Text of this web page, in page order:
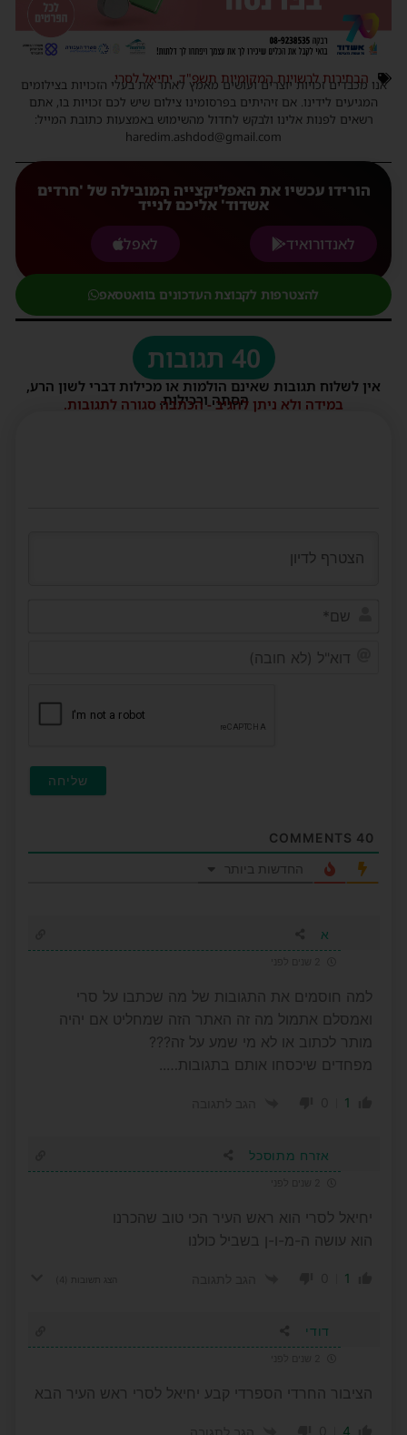
הבחירות לרשויות המקומיות תשפ"ד,יחיאל לסרי
אנו מכבדים זכויות יוצרים ועושים מאמץ לאתר את בעלי הזכויות בצילומים
המגיעים לידינו. אם זיהיתים בפרסומינו צילום שיש לכם זכויות בו, אתם
רשאים לפנות אלינו ולבקש לחדול מהשימוש באמצעות כתובת המייל:
haredim.ashdod@gmail.com
הורידו עכשיו את האפליקצייה המובילה של 'חרדים
אשדוד' אליכם לנייד
לאנדורואיד
לאפל
להצטרפות לקבוצת העדכונים בוואטסאפ
40 תגובות
אין לשלוח תגובות שאינם הולמות או מכילות דברי לשון הרע,
הסתה ורכילות.
במידה ולא ניתן להגיב - הכתבה סגורה לתגובות.
40
החדשות ביותר
א
למה חוסמים את התגובות של מה שכתבו על סרי
ואמסלם אתמול מה זה האתר הזה שמחליט אם יהיה
מותר לכתוב או לא מי שמע על זה???
מפחדים שיכסחו אותם בתגובות…..
1
אזרח מתוסכל
יחיאל לסרי הוא ראש העיר הכי טוב שהכרנו
הוא עושה ה-מ-ו-ן בשביל כולנו
1 הצג תשובות
דודי
הציבור החרדי הספרדי קבע יחיאל לסרי ראש העיר הבא
4